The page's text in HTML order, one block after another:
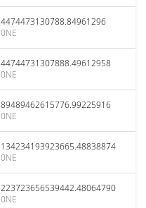
4474473130788.84961296
0NE
44744731307888.49612958
0NE
89489462615776.99225916
0NE
134234193923665.48838874
0NE
223723656539442.48064790
0NE